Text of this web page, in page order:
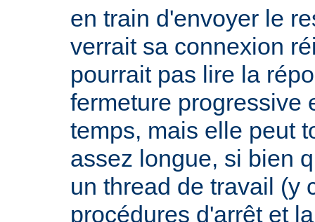
en train d'envoyer le
verrait sa connexion
pourrait pas lire la
fermeture progressive
temps, mais elle peut
assez longue, si bien
un thread de travail (y
procédures d'arrêt et